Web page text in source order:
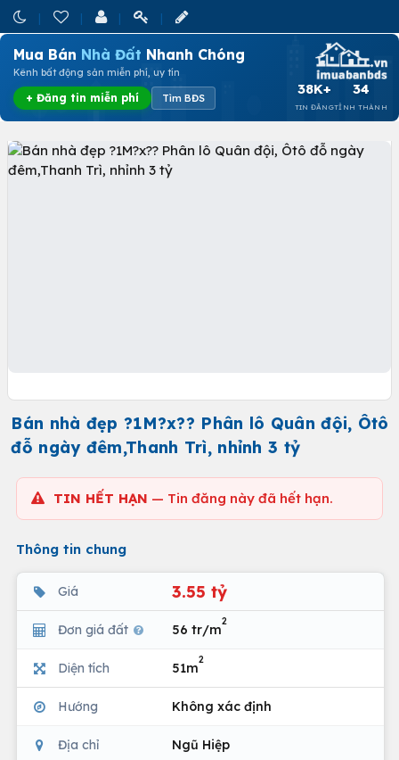
Mua Bán Nhà Đất Nhanh Chóng
Kênh bất động sản miễn phí, uy tín
+ Đăng tin miễn phí Tìm BĐS
38K+
TIN ĐĂNG
34
TỈNH THÀNH
Bán nhà đẹp ?1M?x?? Phân lô Quân đội, Ôtô
đỗ ngày đêm,Thanh Trì, nhỉnh 3 tỷ
TIN HẾT HẠN — Tin đăng này đã hết hạn.
Thông tin chung
Giá 3.55 tỷ
Đơn giá đất 56 tr/m
2
Diện tích 51m
2
Hướng Không xác định
Địa chỉ Ngũ Hiệp